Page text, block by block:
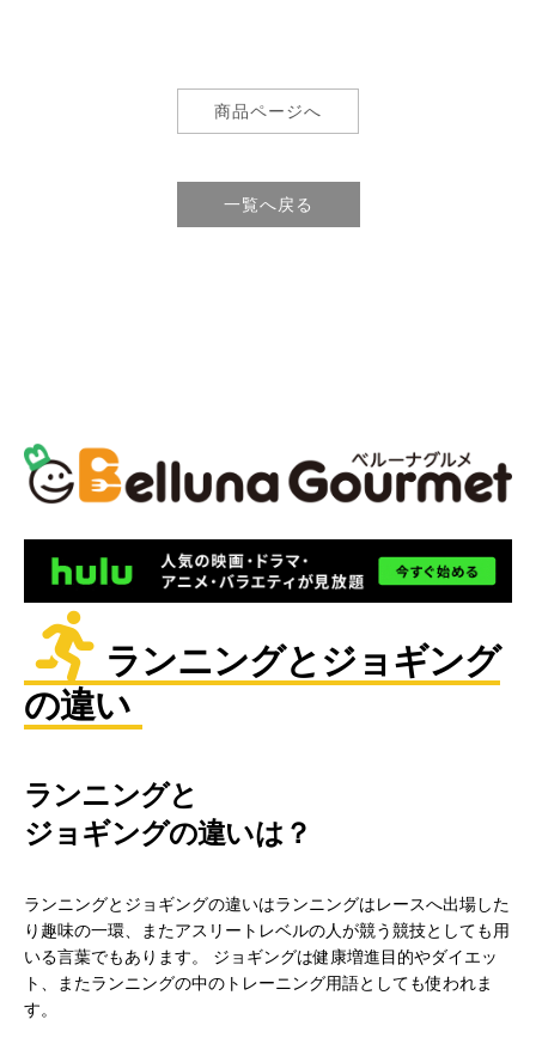
商品ページへ
一覧へ戻る
ランニングとジョギング
の違い
ランニングと
ジョギングの違いは？
ランニングとジョギングの違いはランニングはレースへ出場した
り趣味の一環、またアスリートレベルの人が競う競技としても用
いる言葉でもあります。 ジョギングは健康増進目的やダイエッ
ト、またランニングの中のトレーニング用語としても使われま
す。